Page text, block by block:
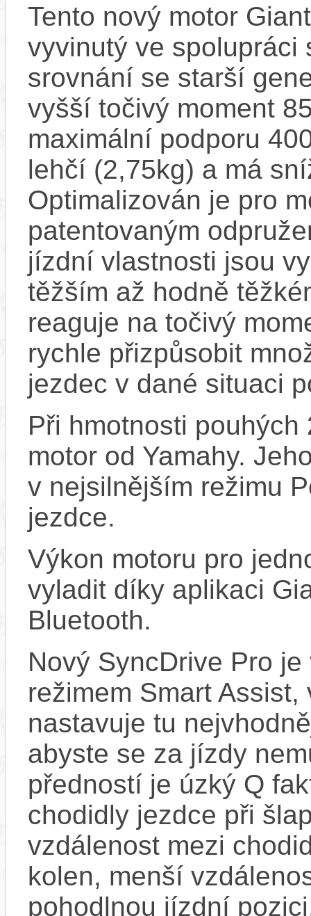
Tento nový motor
vyvinutý ve spolupráci
srovnání se starší
vyšší točivý moment
maximální podporu
lehčí (2,75kg) a má
Optimalizován je pro
patentovaným
jízdní vlastnosti jsou
těžším až hodně
reaguje na točivý
rychle přizpůsobit
jezdec v dané situaci
Při hmotnosti
motor od Yamahy.
v nejsilnějším režimu
jezdce.
Výkon motoru pro
vyladit díky aplikaci
Bluetooth.
Nový SyncDrive Pro
režimem Smart
nastavuje tu
abyste se za jízdy
předností je úzký Q
chodidly jezdce při
vzdálenost mezi
kolen, menší
pohodlnou jízdní